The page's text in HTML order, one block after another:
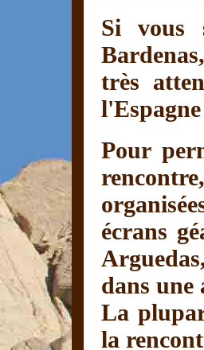
Si vous
très
Pour
écrans
dans une
La
la